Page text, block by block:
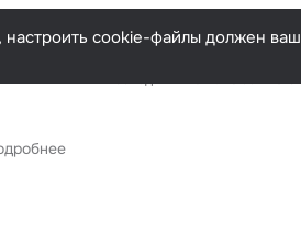
настроить cookie-файлы должен ваш